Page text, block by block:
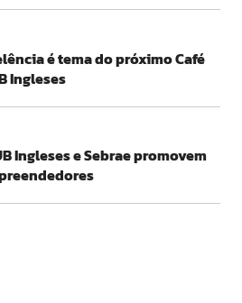
é tema do próximo Café
Ingleses
Ingleses e Sebrae promovem